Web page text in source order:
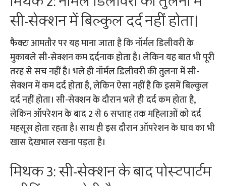
सी-सेक्शन में बिल्कुल दर्द नहीं होता।
फैक्टःआमतौर पर यह माना जाता है कि नॉर्मल डिलीवरी के
मुकाबले सी-सेक्शन कम दर्दनाक होता है। लेकिन यह बात भी पूरी
तरह से सच नहीं है। भले ही नॉर्मल डिलीवरी की तुलना में सी-
सेक्शन में कम दर्द होता है, लेकिन ऐसा नहीं है कि इसमें बिल्कुल
दर्द नहीं होता। सी-सेक्शन के दौरान भले ही दर्द कम होता है,
लेकिन ऑपरेशन के बाद 2 से 6 सप्ताह तक महिलाओं को दर्द
महसूस होता रहता है। साथ ही इस दौरान ऑपरेशन के घाव का भी
खास देखभाल रखना पड़ता है।
मिथक 3: सी-सेक्शन के बाद पोस्टपार्टम